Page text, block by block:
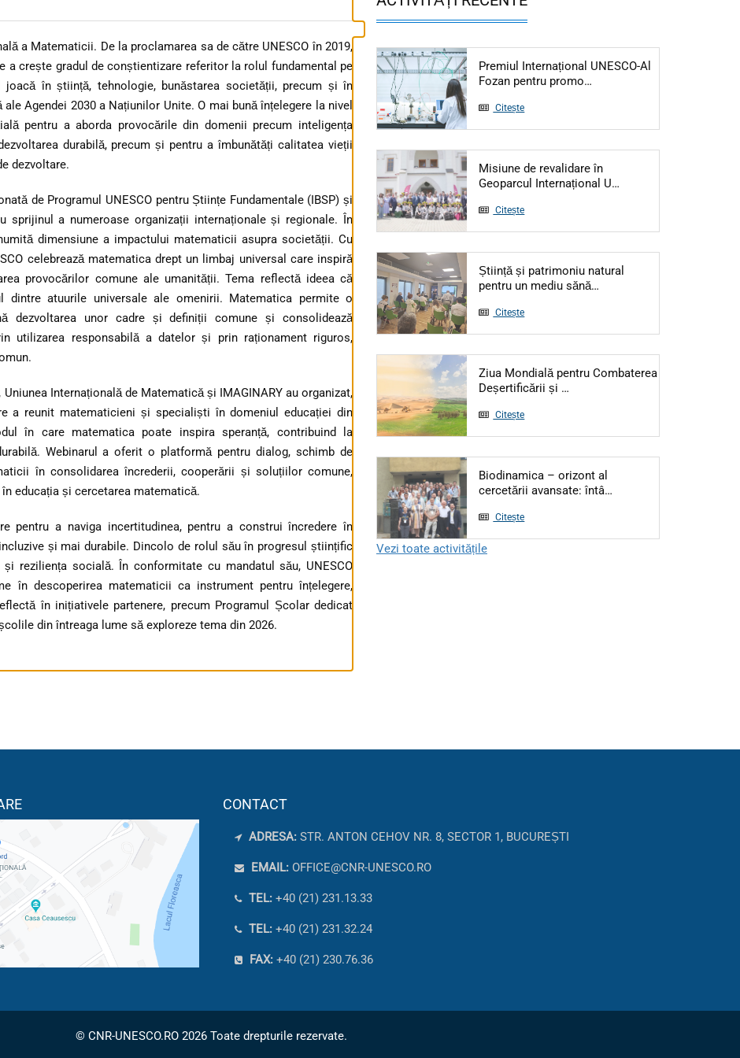
a Matematicii. De la proclamarea sa de către UNESCO în 2019,
a crește gradul de conștientizare referitor la rolul fundamental pe
în știință, tehnologie, bunăstarea societății, precum și în
Agendei 2030 a Națiunilor Unite. O mai bună înțelegere la nivel
pentru a aborda provocările din domenii precum inteligența
durabilă, precum și pentru a îmbunătăți calitatea vieții
dezvoltare.
de Programul UNESCO pentru Științe Fundamentale (IBSP) și
sprijinul a numeroase organizații internaționale și regionale. În
dimensiune a impactului matematicii asupra societății. Cu
celebrează matematica drept un limbaj universal care inspiră
provocărilor comune ale umanității. Tema reflectă ideea că
dintre atuurile universale ale omenirii. Matematica permite o
dezvoltarea unor cadre și definiții comune și consolidează
utilizarea responsabilă a datelor și prin raționament riguros,
Uniunea Internațională de Matematică și IMAGINARY au organizat,
a reunit matematicieni și specialiști în domeniul educației din
în care matematica poate inspira speranță, contribuind la
Webinarul a oferit o platformă pentru dialog, schimb de
în consolidarea încrederii, cooperării și soluțiilor comune,
educația și cercetarea matematică.
pentru a naviga incertitudinea, pentru a construi încredere în
și mai durabile. Dincolo de rolul său în progresul științific
reziliența socială. În conformitate cu mandatul său, UNESCO
în descoperirea matematicii ca instrument pentru înțelegere,
în inițiativele partenere, precum Programul Școlar dedicat
din întreaga lume să exploreze tema din 2026.
Premiul Internațional UNESCO-Al
Fozan pentru promo…
Citește
Misiune de revalidare în
Geoparcul Internațional U…
Citește
Știință și patrimoniu natural
pentru un mediu sănă…
Citește
Ziua Mondială pentru Combaterea
Deșertificării și …
Citește
Biodinamica – orizont al
cercetării avansate: întâ…
Citește
Vezi toate activitățile
CONTACT
ADRESA: STR. ANTON CEHOV NR. 8, SECTOR 1, BUCUREȘTI
EMAIL: OFFICE@CNR-UNESCO.RO
TEL: +40 (21) 231.13.33
TEL: +40 (21) 231.32.24
FAX: +40 (21) 230.76.36
© CNR-UNESCO.RO 2026 Toate drepturile rezervate.